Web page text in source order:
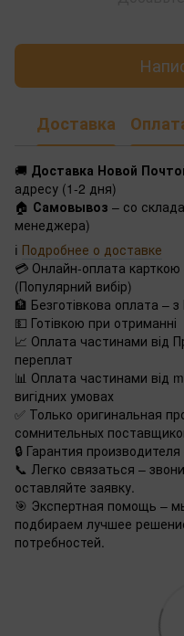
Доставка
🚚 Доставка Новой
адресу (1-2 дня)
🏠 Самовывоз – со
менеджера)
ℹ️ Подробнее о доставке
💳 Онлайн-оплата карткою
(Популярний вибір)
🏦 Безготівкова оплата –
💵 Готівкою при отриманні
📈 Оплата частинами від
переплат
📊 Оплата частинами від
вигідних умовах
✅ Только оригинальная
сомнительных
🔒 Гарантия
📞 Легко связаться –
оставляйте заявку.
🎯 Экспертная помощь –
подбираем лучшее
потребностей.